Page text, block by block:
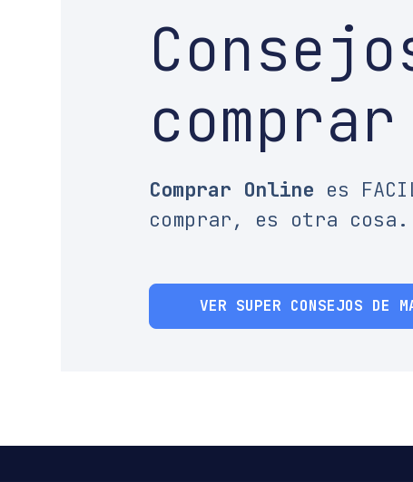
Comprar Online es
comprar, es otra cosa.
VER SUPER CONSEJOS DE